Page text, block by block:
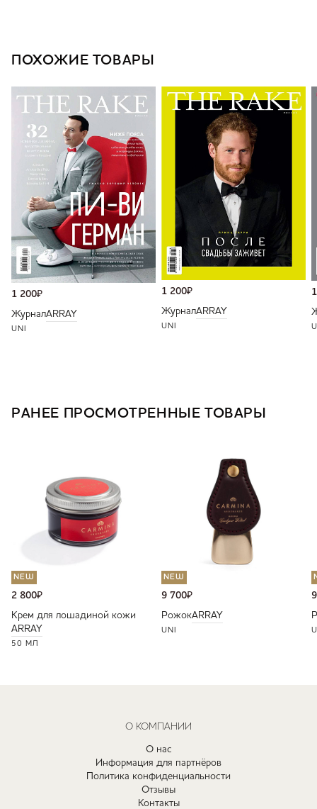
ПОХОЖИЕ ТОВАРЫ
1 200₽
ЖурналARRAY
UNI
1 200₽
ЖурналARRAY
UNI
РАНЕЕ ПРОСМОТРЕННЫЕ ТОВАРЫ
NEW
2 800₽
Крем для лошадиной кожи
ARRAY
50 МЛ
NEW
9 700₽
РожокARRAY
UNI
О КОМПАНИИ
О нас
Информация для партнёров
Политика конфиденциальности
Отзывы
Контакты